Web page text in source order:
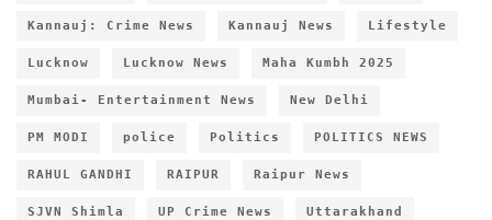
Kannauj: Crime News Kannauj News Lifestyle
Lucknow Lucknow News Maha Kumbh 2025
Mumbai- Entertainment News New Delhi
PM MODI police Politics POLITICS NEWS
RAHUL GANDHI RAIPUR Raipur News
SJVN Shimla UP Crime News Uttarakhand